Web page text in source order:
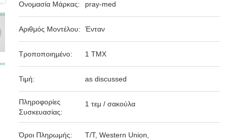
Ονομασία Μάρκας: pray-med
Αριθμός Μοντέλου: Ένταν
Τροποποιημένο: 1 ΤΜΧ
Τιμή: as discussed
Πληροφορίες
Συσκευασίας:
1 τεμ / σακούλα
Όροι Πληρωμής: T/T, Western Union,